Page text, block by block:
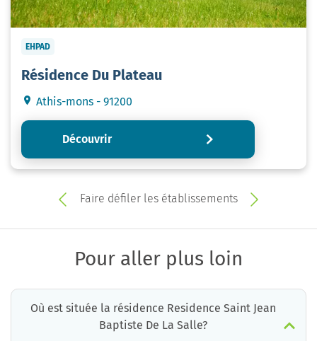
EHPAD
Résidence Du Plateau
Athis-mons - 91200
Découvrir
Faire défiler les établissements
Pour aller plus loin
Où est située la résidence Residence Saint Jean
Baptiste De La Salle?